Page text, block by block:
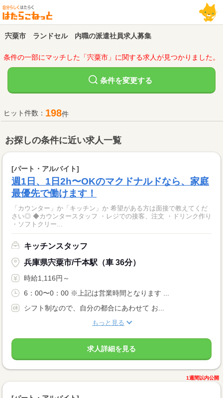
宍粟市 ランドセル 内職の派遣社員求人募集
条件の一部にマッチした「宍粟市」に関する求人が見つかりました。
条件を変更する
ヒット件数： 198件
お探しの条件に近い求人一覧
[パート・アルバイト]
週1日、1日2h〜OKのマクドナルドなら、家庭
最優先で働けます！
「カウンター」か「キッチン」か 希望がある方は面接で教えてくだ
さい◎ ◆カウンタースタッフ ・レジでの接客、注文 ・ドリンク作り
・ソフトクリー...
キッチンスタッフ
兵庫県宍粟市/千本駅（車 36分）
時給1,116円～
6：00〜0：00 ※上記は営業時間となります ...
シフト制なので、自分の都合にあわせて お...
もっと見る
求人詳細を見る
1週間以内公開